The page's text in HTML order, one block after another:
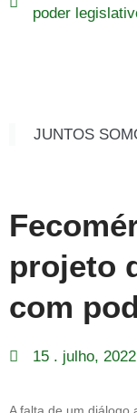
poder
JUNTOS
projeto
com
15 . julho, 2022